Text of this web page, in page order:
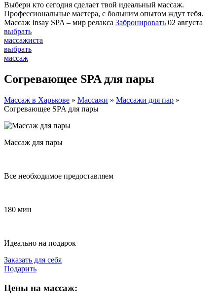
Выбери кто сегодня сделает твой идеальный массаж.
Профессиональные мастера, с большим опытом ждут тебя.
Массаж Insay SPA – мир релакса Забронировать 02 августа
выбрать
массажиста
выбрать
массаж
Согревающее SPA для пары
Массаж в Харькове » Массажи » Массажи для пар »
Согревающее SPA для пары
Массаж для пары
Все необходимое предоставляем
180 мин
Идеально на подарок
Заказать для себя
Подарить
Цены на массаж: